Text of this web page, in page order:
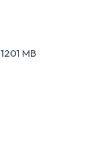
1201 MB